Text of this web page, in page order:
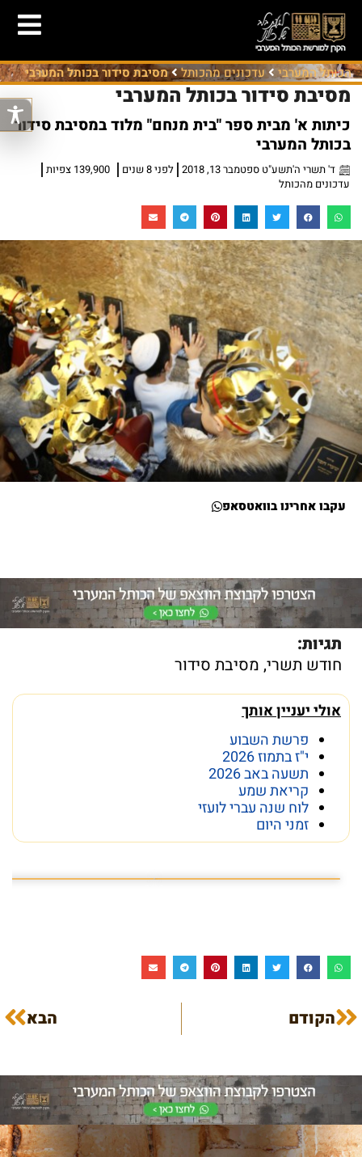
הכותל המערבי עדכונים מהכותל מסיבת סידור בכותל המערבי
מסיבת סידור בכותל המערבי
כיתות א' מבית ספר "בית מנחם" מלוד במסיבת סידור
בכותל המערבי
ד' תשרי ה'תשע"ט ספטמבר 13, 2018 לפני 8 שנים
139,900 צפיות
עדכונים מהכותל
עקבו אחרינו בוואטסאפ
תגיות:
חודש תשרי, מסיבת סידור
אולי יעניין אותך
פרשת השבוע
י"ז בתמוז 2026
תשעה באב 2026
קריאת שמע
לוח שנה עברי לועזי
זמני היום
הקודם הבא